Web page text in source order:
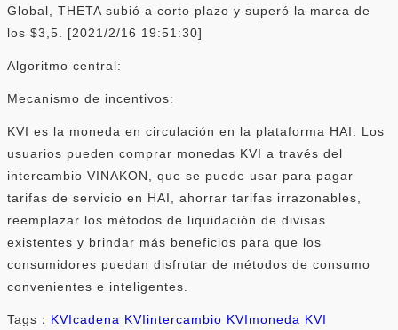
Global, THETA subió a corto plazo y superó la marca de
los $3,5. [2021/2/16 19:51:30]
Algoritmo central:
Mecanismo de incentivos:
KVI es la moneda en circulación en la plataforma HAI. Los
usuarios pueden comprar monedas KVI a través del
intercambio VINAKON, que se puede usar para pagar
tarifas de servicio en HAI, ahorrar tarifas irrazonables,
reemplazar los métodos de liquidación de divisas
existentes y brindar más beneficios para que los
consumidores puedan disfrutar de métodos de consumo
convenientes e inteligentes.
Tags： KVIcadena KVIintercambio KVImoneda KVI